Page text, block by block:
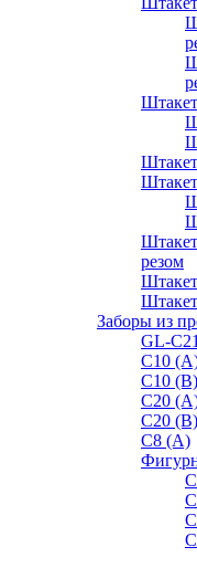
резом
Заборы из
GL-
С10
С10 (В)
С20
С20 (В)
С8 (A)